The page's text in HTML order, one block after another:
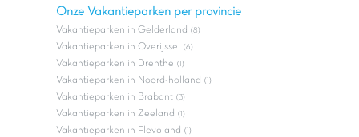
Onze Vakantieparken per provincie
Vakantieparken in Gelderland (8)
Vakantieparken in Overijssel (6)
Vakantieparken in Drenthe (1)
Vakantieparken in Noord-holland (1)
Vakantieparken in Brabant (3)
Vakantieparken in Zeeland (1)
Vakantieparken in Flevoland (1)